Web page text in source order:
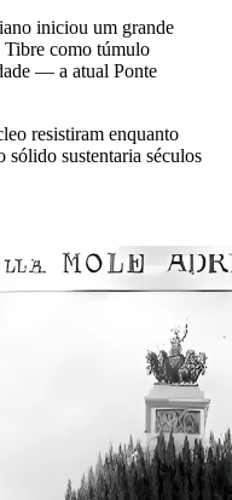
iniciou um grande
Tibre como túmulo
— a atual Ponte
resistiram enquanto
sólido sustentaria séculos